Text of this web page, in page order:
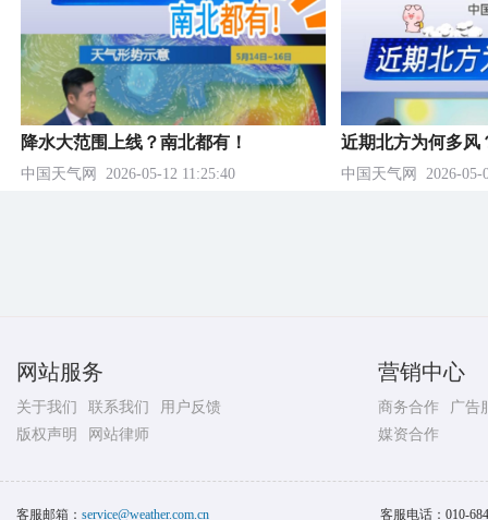
降水大范围上线？南北都有！
中国天气网 2026-05-12 11:25:40
近期北方为何多风
中国天气网 2026-05-
网站服务
关于我们 联系我们
用户反馈
版权声明
网站律师
营销中心
商务合作
广告
媒资合作
客服邮箱： service@weather.com.cn 客服电话： 010-